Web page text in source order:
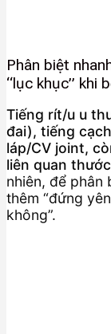
Phân biệt
“lục khục” khi
Tiếng rít/u u
đai), tiếng
láp/CV joint,
liên quan
nhiên, để phân
thêm “đứng
không”.